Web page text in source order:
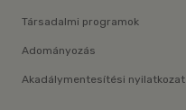
Társadalmi programok
Adományozás
Akadálymentesítési nyilatkozat